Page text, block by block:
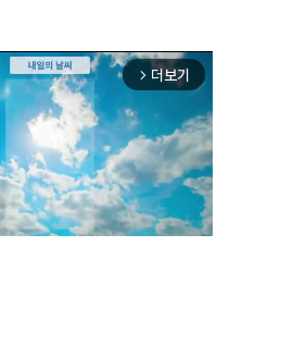
arrow_forward_ios 더보기